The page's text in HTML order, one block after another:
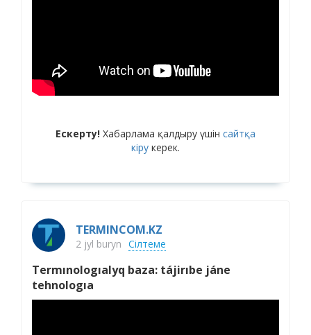
Ескерту! Хабарлама қалдыру үшін сайтқа
кіру керек.
TERMINCOM.KZ
2 jyl buryn Сілтеме
Termınologıalyq baza: tájirıbe jáne
tehnologıa